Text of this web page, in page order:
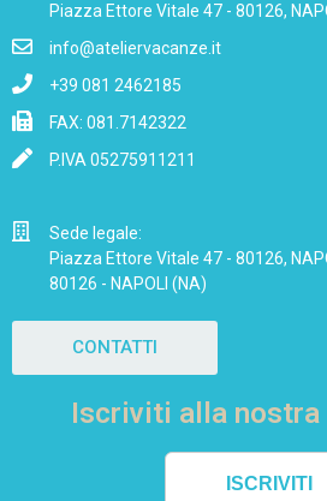
Piazza Ettore Vitale 47 - 80126,
info@ateliervacanze.it
+39 081 2462185
FAX: 081.7142322
P.IVA 05275911211
Sede legale:
Piazza Ettore Vitale 47 - 80126,
80126 - NAPOLI (NA)
CONTATTI
Iscriviti alla nostra
ISCRIVITI